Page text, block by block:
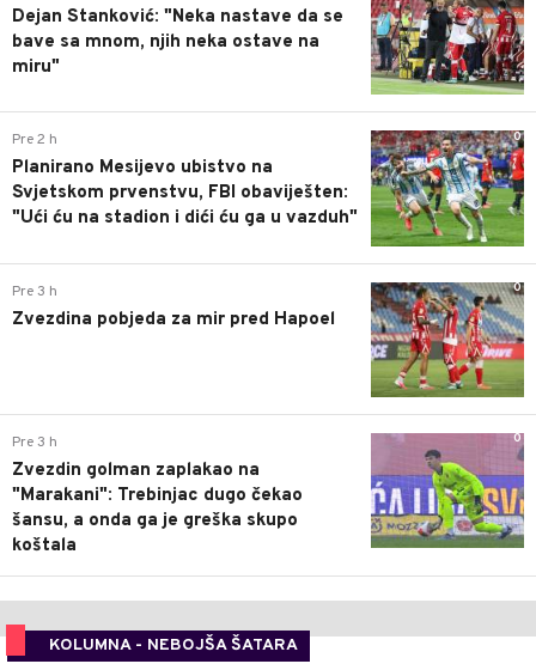
Dejan Stanković: "Neka nastave da se
bave sa mnom, njih neka ostave na
miru"
0
Pre 2 h
Planirano Mesijevo ubistvo na
Svjetskom prvenstvu, FBI obaviješten:
"Ući ću na stadion i dići ću ga u vazduh"
0
Pre 3 h
Zvezdina pobjeda za mir pred Hapoel
0
Pre 3 h
Zvezdin golman zaplakao na
"Marakani": Trebinjac dugo čekao
šansu, a onda ga je greška skupo
koštala
KOLUMNA - NEBOJŠA ŠATARA